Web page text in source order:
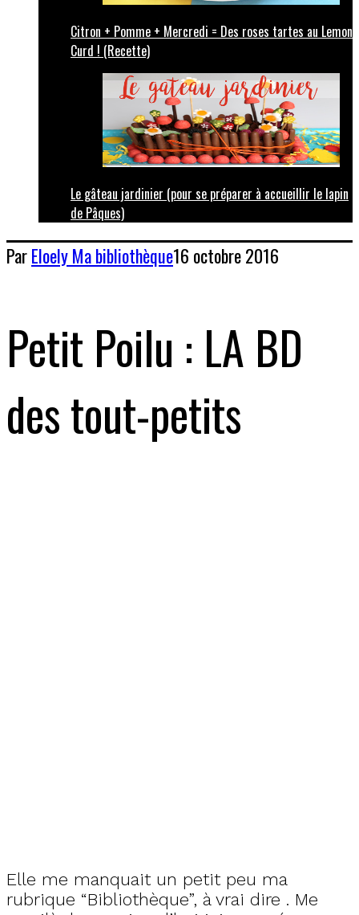
Citron + Pomme + Mercredi = Des roses tartes au Lemon
Curd ! (Recette)
Le gâteau jardinier (pour se préparer à accueillir le lapin
de Pâques)
ParEloelyMa bibliothèque16 octobre 2016
Petit Poilu : LA BD
des tout-petits
Elle me manquait un petit peu ma
rubrique “Bibliothèque”, à vrai dire . Me